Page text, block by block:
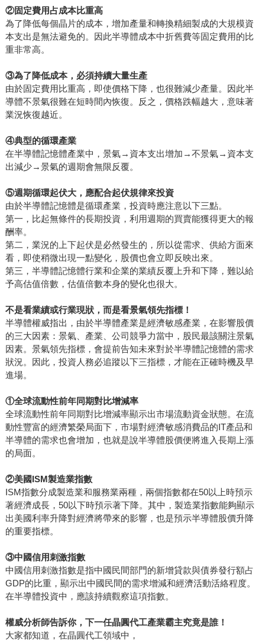
②固定費用占成本比重高
為了降低每個晶片的成本，增加產量和轉換精細製成的大規模資
本支出是無法避免的。因此半導體成本中折舊費等固定費用的比
重非常高。
③為了降低成本，必須持續大量生產
由於固定費用比重高，即使價格下降，也很難減少產量。因此半
導體不景氣很難在短時間內恢復。反之，價格跌幅越大，意味著
業況恢復越近。
④典型的循環產業
在半導體記憶體產業中，景氣→資本支出增加→不景氣→資本支
出減少→景氣的週期會無限反覆。
⑤週期循環起伏大，應配合起伏規律來投資
由於半導體記憶體是循環產業，投資時應注意以下三點。
第一，比起無條件的長期投資，利用週期的買賣能獲得更大的報
酬率。
第二，業況的上下起伏是必然發生的，所以從需求、供給方面來
看，即使稍微出現一點變化，股價也會立即反映出來。
第三，半導體記憶體行業和企業的業績反覆上升和下降，難以給
予高估值倍數，估值倍數本身的變化也很大。
不是看業績或行業現狀，而是看景氣領先指標！
半導體權威指出，由於半導體產業是經濟敏感產業，在影響股價
的三大因素：景氣、產業、公司競爭力當中，股民最該關注景氣
因素。景氣領先指標，會提前告知未來對於半導體記憶體的需求
狀況。因此，投資人務必追蹤以下三指標，才能在正確時機及早
進場。
①全球流動性前年同期對比增減率
全球流動性前年同期對比增減率顯示出市場流動資金狀態。在流
動性豐富的經濟繁榮局面下，市場對經濟敏感消費品的IT產品和
半導體的需求也會增加，也就是說半導體股價便將進入長期上漲
的局面。
②美國ISM製造業指數
ISM指數分成製造業和服務業兩種，兩個指數都在50以上時預示
著經濟成長，50以下時預示著下降。其中，製造業指數能夠顯示
出美國利率升降對經濟將帶來的影響，也是預示半導體股價升降
的重要指標。
③中國信用刺激指數
中國信用刺激指數是指中國民間部門的新增貸款與債券發行額占
GDP的比重，顯示出中國民間的需求增減和經濟活動活絡程度。
在半導體投資中，應該持續觀察這項指數。
權威分析師告訴你，下一任晶圓代工產業霸主究竟是誰！
大家都知道，在晶圓代工領域中，